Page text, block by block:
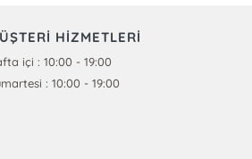
HİZMETLERİ
içi : 10:00 - 19:00
: 10:00 - 19:00